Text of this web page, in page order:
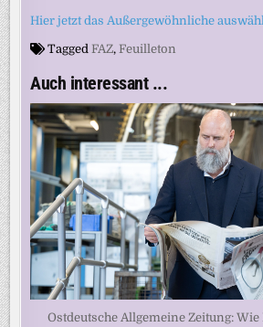
Hier jetzt das Außergewöhnliche
TaggedFAZ,Feuilleton
Auch interessant ...
Ostdeutsche Allgemeine Zeitung: